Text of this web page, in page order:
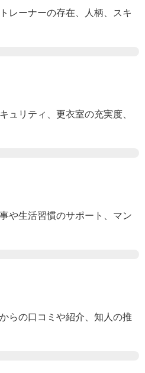
レーナーの存在、人柄、スキ
ュリティ、更衣室の充実度
事や生活習慣のサポート
、マン
らの口コミや紹介 、知人の推